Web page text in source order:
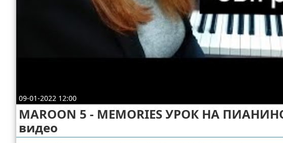
09-01-2022 12:00
MAROON 5 - MEMORIES УРОК НА
видео